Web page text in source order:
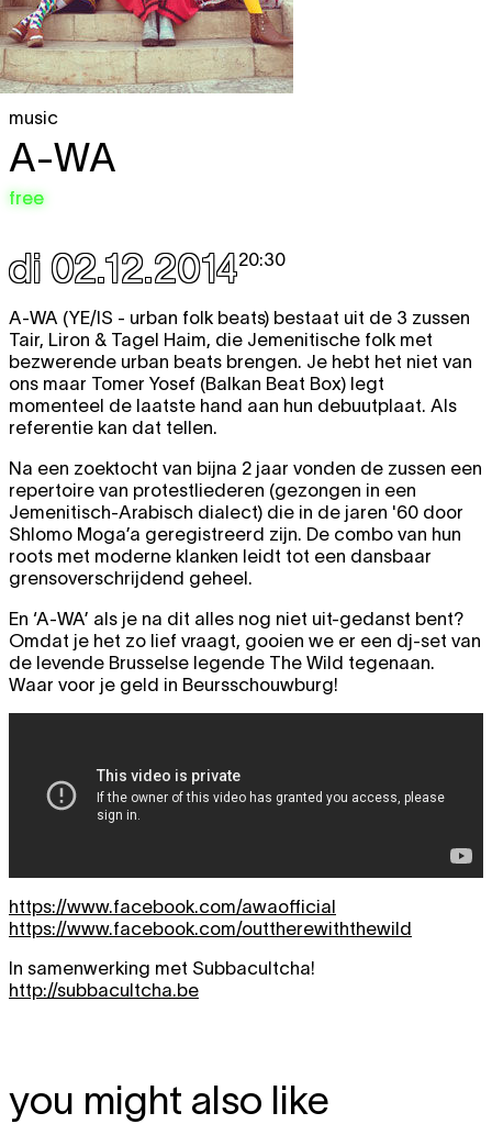
music
A-WA
free
di 02.12.201420:30
A-WA (YE/IS - urban folk beats) bestaat uit de 3 zussen
Tair, Liron & Tagel Haim, die Jemenitische folk met
bezwerende urban beats brengen. Je hebt het niet van
ons maar Tomer Yosef (Balkan Beat Box) legt
momenteel de laatste hand aan hun debuutplaat. Als
referentie kan dat tellen.
Na een zoektocht van bijna 2 jaar vonden de zussen een
repertoire van protestliederen (gezongen in een
Jemenitisch-Arabisch dialect) die in de jaren '60 door
Shlomo Moga’a geregistreerd zijn. De combo van hun
roots met moderne klanken leidt tot een dansbaar
grensoverschrijdend geheel.
En ‘A-WA’ als je na dit alles nog niet uit-gedanst bent?
Omdat je het zo lief vraagt, gooien we er een dj-set van
de levende Brusselse legende The Wild tegenaan.
Waar voor je geld in Beursschouwburg!
https://www.facebook.com/awaofficial
https://www.facebook.com/outtherewiththewild
In samenwerking met Subbacultcha!
http://subbacultcha.be
you might also like